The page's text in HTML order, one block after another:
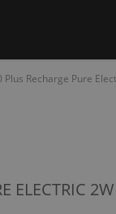
Plus Recharge Pure
ELECTRIC